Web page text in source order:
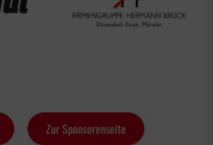
Zur Sponsorenseite